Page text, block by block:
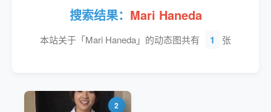
搜索结果： Mari Haneda
本站关于「Mari Haneda」的动态图共有 1 张
2